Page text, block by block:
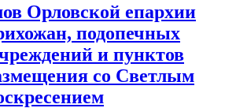
Орловской епархии
подопечных
и пунктов
со Светлым